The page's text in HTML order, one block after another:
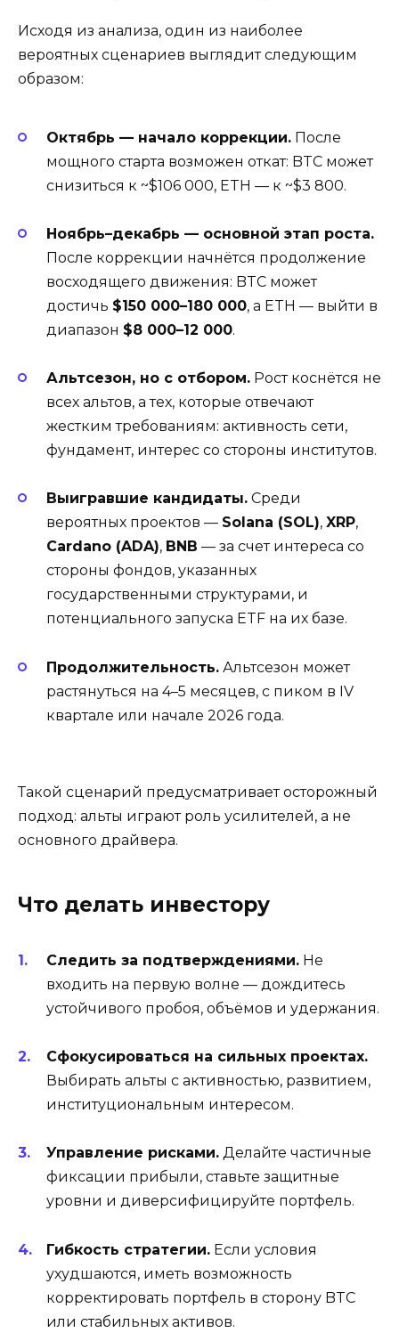
Исходя из анализа, один из наиболее
вероятных сценариев выглядит следующим
образом:
Октябрь — начало коррекции. После
мощного старта возможен откат: BTC может
снизиться к ~$106 000, ETH — к ~$3 800.
Ноябрь–декабрь — основной этап роста.
После коррекции начнётся продолжение
восходящего движения: BTC может
достичь $150 000–180 000, а ETH — выйти в
диапазон $8 000–12 000.
Альтсезон, но с отбором. Рост коснётся не
всех альтов, а тех, которые отвечают
жестким требованиям: активность сети,
фундамент, интерес со стороны институтов.
Выигравшие кандидаты. Среди
вероятных проектов — Solana (SOL), XRP,
Cardano (ADA), BNB — за счет интереса со
стороны фондов, указанных
государственными структурами, и
потенциального запуска ETF на их базе.
Продолжительность. Альтсезон может
растянуться на 4–5 месяцев, с пиком в IV
квартале или начале 2026 года.
Такой сценарий предусматривает осторожный
подход: альты играют роль усилителей, а не
основного драйвера.
Что делать инвестору
Следить за подтверждениями. Не
входить на первую волне — дождитесь
устойчивого пробоя, объёмов и удержания.
Сфокусироваться на сильных проектах.
Выбирать альты с активностью, развитием,
институциональным интересом.
Управление рисками. Делайте частичные
фиксации прибыли, ставьте защитные
уровни и диверсифицируйте портфель.
Гибкость стратегии. Если условия
ухудшаются, иметь возможность
корректировать портфель в сторону BTC
или стабильных активов.